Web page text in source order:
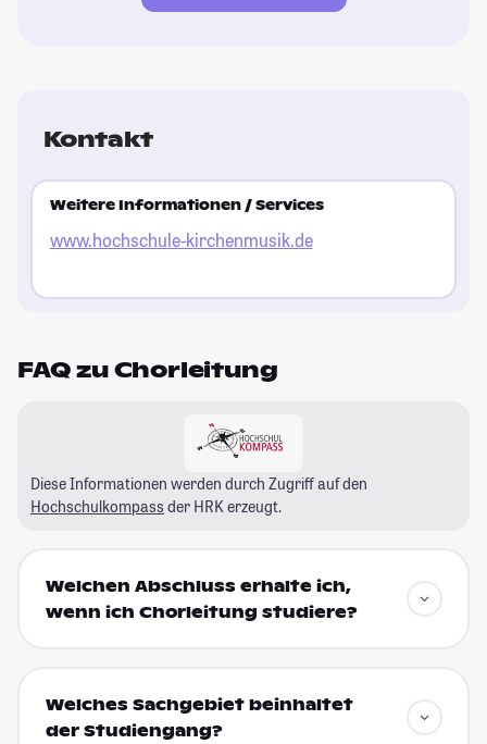
Kontakt
Weitere Informationen / Services
www.hochschule-kirchenmusik.de
FAQ zu Chorleitung
Diese Informationen werden durch Zugriff auf den
Hochschulkompass der HRK erzeugt.
Welchen Abschluss erhalte ich,
wenn ich Chorleitung studiere?
Welches Sachgebiet beinhaltet
der Studiengang?